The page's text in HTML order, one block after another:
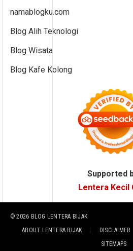
namablogku.com
Blog Alih Teknologi
Blog Wisata
Blog Kafe Kolong
Supported
Lentera Kecil
© 2026 BLOG LENTERA BIJAK
ABOUT LENTERA BIJAK
DISCLAIMER
SITEMAPS